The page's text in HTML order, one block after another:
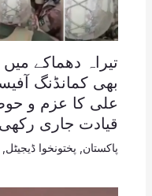
تیراہ دھماکے
بھی کمانڈنگ
علی کا عزم و
قیادت جاری رکھی
پاکستان پختونخوا ڈیجیٹل